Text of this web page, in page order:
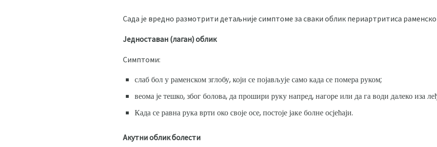
Сада је вредно размотрити детаљније симптоме за сваки облик периартритиса
Једноставан (лаган) облик
Симптоми:
слаб бол у раменском зглобу, који се појављује само када се помера руком;
веома је тешко, због болова, да прошири руку напред, нагоре или да га води далеко иза
Када се равна рука врти око своје осе, постоје јаке болне осјећаји.
Акутни облик болести